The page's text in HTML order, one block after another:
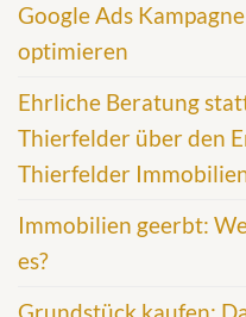
Google Ads
optimieren
Ehrliche Beratung
Thierfelder über den
Thierfelder
Immobilien geerbt:
es?